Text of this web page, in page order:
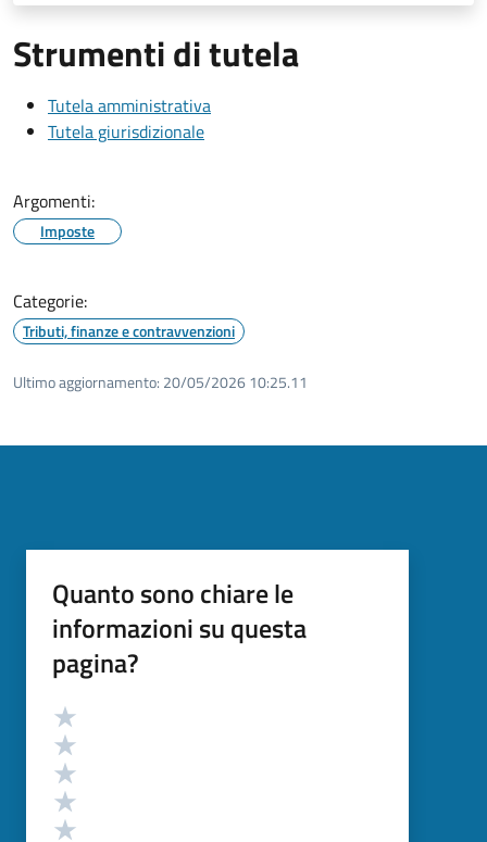
Strumenti di tutela
Tutela amministrativa
Tutela giurisdizionale
Argomenti:
Imposte
Categorie:
Tributi, finanze e contravvenzioni
Ultimo aggiornamento: 20/05/2026 10:25.11
Quanto sono chiare le
informazioni su questa
pagina?
Valutazione